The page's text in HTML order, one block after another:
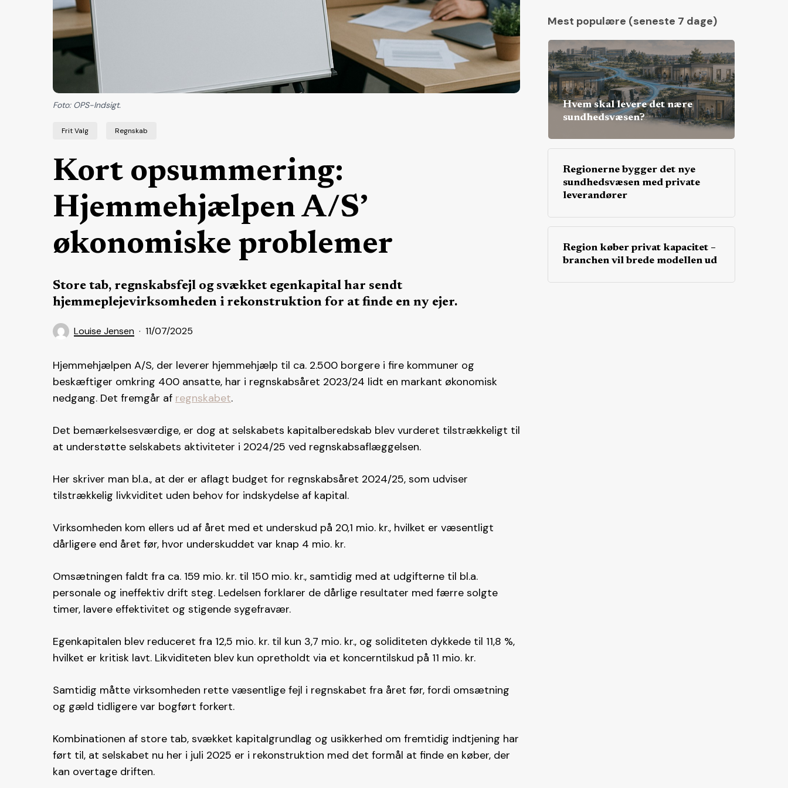
Frit Valg Regnskab
Kort opsummering:
Hjemmehjælpen A/S’
økonomiske problemer
Store tab, regnskabsfejl og svækket egenkapital har sendt
hjemmeplejevirksomheden i rekonstruktion for at finde en ny ejer.
Louise Jensen 11/07/2025
Foto: OPS-Indsigt.
Hjemmehjælpen A/S, der leverer hjemmehjælp til ca. 2.500 borgere i fire kommuner og
beskæftiger omkring 400 ansatte, har i regnskabsåret 2023/24 lidt en markant økonomisk
nedgang. Det fremgår af regnskabet.
Det bemærkelsesværdige, er dog at selskabets kapitalberedskab blev vurderet tilstrækkeligt til
at understøtte selskabets aktiviteter i 2024/25 ved regnskabsaflæggelsen.
Her skriver man bl.a., at der er aflagt budget for regnskabsåret 2024/25, som udviser
tilstrækkelig livkviditet uden behov for indskydelse af kapital.
Virksomheden kom ellers ud af året med et underskud på 20,1 mio. kr., hvilket er væsentligt
dårligere end året før, hvor underskuddet var knap 4 mio. kr.
Omsætningen faldt fra ca. 159 mio. kr. til 150 mio. kr., samtidig med at udgifterne til bl.a.
personale og ineffektiv drift steg. Ledelsen forklarer de dårlige resultater med færre solgte
timer, lavere effektivitet og stigende sygefravær.
Egenkapitalen blev reduceret fra 12,5 mio. kr. til kun 3,7 mio. kr., og soliditeten dykkede til 11,8 %,
hvilket er kritisk lavt. Likviditeten blev kun opretholdt via et koncerntilskud på 11 mio. kr.
Samtidig måtte virksomheden rette væsentlige fejl i regnskabet fra året før, fordi omsætning
og gæld tidligere var bogført forkert.
Kombinationen af store tab, svækket kapitalgrundlag og usikkerhed om fremtidig indtjening har
ført til, at selskabet nu her i juli 2025 er i rekonstruktion med det formål at finde en køber, der
kan overtage driften.
Mest populære (seneste 7 dage)
Hvem skal levere det nære
sundhedsvæsen?
Regionerne bygger det nye
sundhedsvæsen med private
leverandører
Region køber privat kapacitet –
branchen vil brede modellen ud